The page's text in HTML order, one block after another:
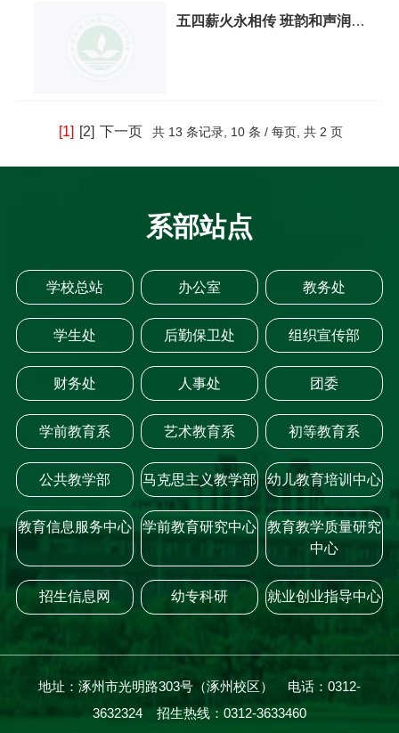
五四薪火永相传 班韵和声润校
[1] [2] 下一页 共 13 条记录, 10 条 / 每页, 共 2 页
系部站点
学校总站 办公室 教务处
学生处 后勤保卫处 组织宣传部
财务处 人事处 团委
学前教育系 艺术教育系 初等教育系
公共教学部 马克思主义教学部 幼儿教育培训中心
教育信息服务中心 学前教育研究中心
教育教学质量研究
中心
招生信息网 幼专科研 就业创业指导中心
地址：涿州市光明路303号（涿州校区） 电话：0312-
3632324 招生热线：0312-3633460